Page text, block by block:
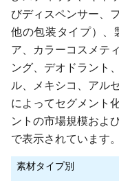
びディスペンサー、
他の包装タイプ）、
ア、カラーコスメテ
ング、デオドラント
ル、メキシコ、アル
によってセグメント
ントの市場規模およ
で表示されています。
素材タイプ別